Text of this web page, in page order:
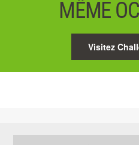
MÊME
Visitez